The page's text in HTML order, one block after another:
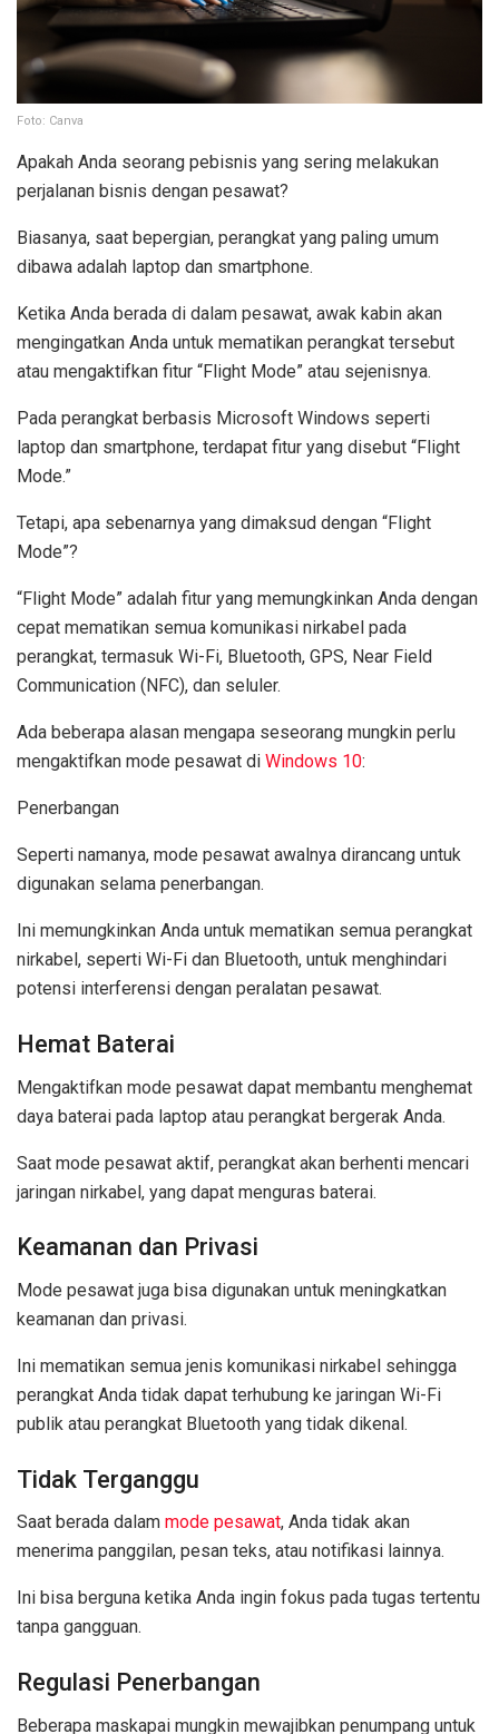
Foto: Canva
Apakah Anda seorang pebisnis yang sering melakukan
perjalanan bisnis dengan pesawat?
Biasanya, saat bepergian, perangkat yang paling umum
dibawa adalah laptop dan smartphone.
Ketika Anda berada di dalam pesawat, awak kabin akan
mengingatkan Anda untuk mematikan perangkat tersebut
atau mengaktifkan fitur “Flight Mode” atau sejenisnya.
Pada perangkat berbasis Microsoft Windows seperti
laptop dan smartphone, terdapat fitur yang disebut “Flight
Mode.”
Tetapi, apa sebenarnya yang dimaksud dengan “Flight
Mode”?
“Flight Mode” adalah fitur yang memungkinkan Anda dengan
cepat mematikan semua komunikasi nirkabel pada
perangkat, termasuk Wi-Fi, Bluetooth, GPS, Near Field
Communication (NFC), dan seluler.
Ada beberapa alasan mengapa seseorang mungkin perlu
mengaktifkan mode pesawat di Windows 10:
Penerbangan
Seperti namanya, mode pesawat awalnya dirancang untuk
digunakan selama penerbangan.
Ini memungkinkan Anda untuk mematikan semua perangkat
nirkabel, seperti Wi-Fi dan Bluetooth, untuk menghindari
potensi interferensi dengan peralatan pesawat.
Hemat Baterai
Mengaktifkan mode pesawat dapat membantu menghemat
daya baterai pada laptop atau perangkat bergerak Anda.
Saat mode pesawat aktif, perangkat akan berhenti mencari
jaringan nirkabel, yang dapat menguras baterai.
Keamanan dan Privasi
Mode pesawat juga bisa digunakan untuk meningkatkan
keamanan dan privasi.
Ini mematikan semua jenis komunikasi nirkabel sehingga
perangkat Anda tidak dapat terhubung ke jaringan Wi-Fi
publik atau perangkat Bluetooth yang tidak dikenal.
Tidak Terganggu
Saat berada dalam mode pesawat, Anda tidak akan
menerima panggilan, pesan teks, atau notifikasi lainnya.
Ini bisa berguna ketika Anda ingin fokus pada tugas tertentu
tanpa gangguan.
Regulasi Penerbangan
Beberapa maskapai mungkin mewajibkan penumpang untuk